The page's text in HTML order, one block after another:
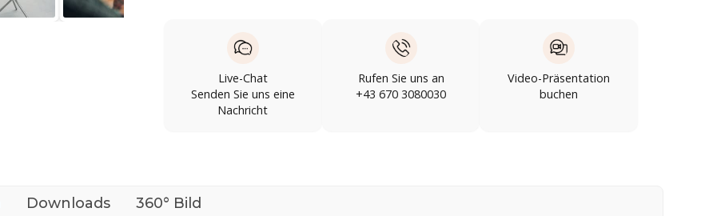
Live-Chat
Senden Sie uns eine
Nachricht
Rufen Sie uns an
+43 670 3080030
Video-Präsentation
buchen
Downloads 360° Bild